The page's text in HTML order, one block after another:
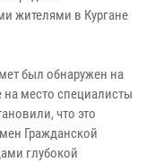
жителями в Кургане
был обнаружен на
место специалисты
что это
Гражданской
глубокой